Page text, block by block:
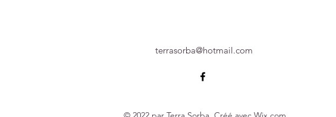
terrasorba@hotmail.com